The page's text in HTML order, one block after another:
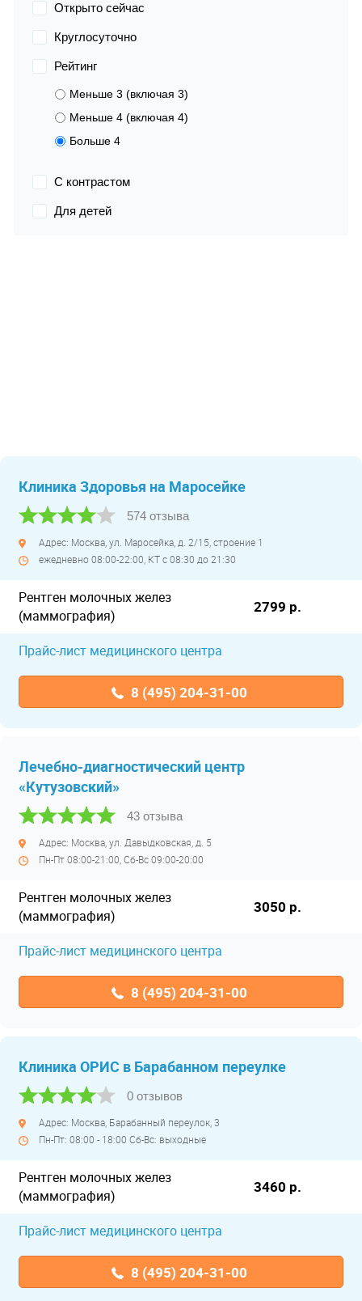
Открыто сейчас
Круглосуточно
Рейтинг
Меньше 3 (включая 3)
Меньше 4 (включая 4)
Больше 4
С контрастом
Для детей
Клиника Здоровья на Маросейке
574 отзыва
Адрес: Москва, ул. Маросейка, д. 2/15, строение 1
ежедневно 08:00-22:00, КТ с 08:30 до 21:30
Рентген молочных желез
(маммография)
2799 р.
Прайс-лист медицинского центра
8 (495) 204-31-00
Лечебно-диагностический центр
«Кутузовский»
43 отзыва
Адрес: Москва, ул. Давыдковская, д. 5
Пн-Пт 08:00-21:00, Сб-Вс 09:00-20:00
Рентген молочных желез
(маммография)
3050 р.
Прайс-лист медицинского центра
8 (495) 204-31-00
Клиника ОРИС в Барабанном переулке
0 отзывов
Адрес: Москва, Барабанный переулок, 3
Пн-Пт: 08:00 - 18:00 Сб-Вс: выходные
Рентген молочных желез
(маммография)
3460 р.
Прайс-лист медицинского центра
8 (495) 204-31-00